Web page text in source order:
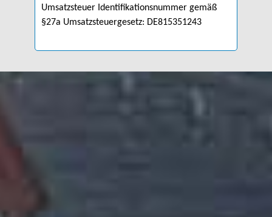
Umsatzsteuer Identifikationsnummer gemäß
§27a Umsatzsteuergesetz: DE815351243